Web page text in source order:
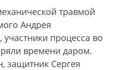
травмой
Андрея
процесса во
времени даром.
защитник Сергея